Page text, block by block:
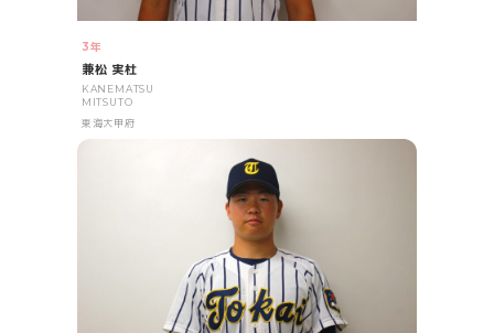
3年
兼松 実杜
KANEMATSU
MITSUTO
東海大甲府